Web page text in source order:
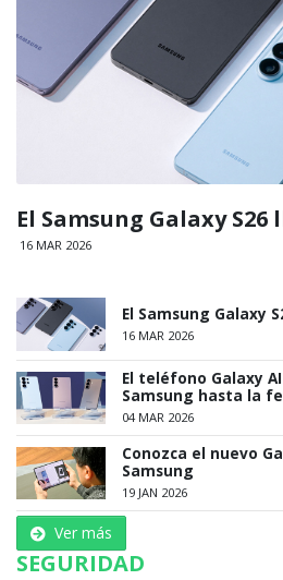
El Samsung Galaxy
16 MAR 2026
El Samsung Galaxy
16 MAR 2026
El teléfono Galaxy
Samsung hasta la
04 MAR 2026
Conozca el nuevo
Samsung
19 JAN 2026
Ver más
SEGURIDAD